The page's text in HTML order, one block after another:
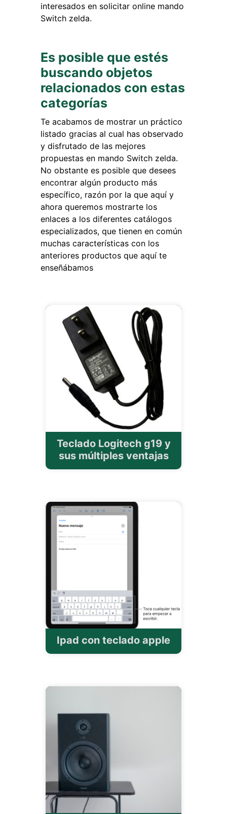
interesados en solicitar online mando
Switch zelda.
Es posible que estés
buscando objetos
relacionados con estas
categorías
Te acabamos de mostrar un práctico
listado gracias al cual has observado
y disfrutado de las mejores
propuestas en mando Switch zelda.
No obstante es posible que desees
encontrar algún producto más
específico, razón por la que aquí y
ahora queremos mostrarte los
enlaces a los diferentes catálogos
especializados, que tienen en común
muchas características con los
anteriores productos que aquí te
enseñábamos
Teclado Logitech g19 y
sus múltiples ventajas
Ipad con teclado apple